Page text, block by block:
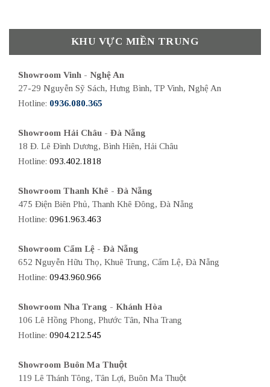
KHU VỰC MIỀN TRUNG
Showroom Vinh - Nghệ An
27-29 Nguyễn Sỹ Sách, Hưng Bình, TP Vinh, Nghệ An
Hotline: 0936.080.365
Showroom Hải Châu - Đà Nẵng
18 Đ. Lê Đình Dương, Bình Hiên, Hải Châu
Hotline: 093.402.1818
Showroom Thanh Khê - Đà Nẵng
475 Điện Biên Phủ, Thanh Khê Đông, Đà Nẵng
Hotline: 0961.963.463
Showroom Cẩm Lệ - Đà Nẵng
652 Nguyễn Hữu Thọ, Khuê Trung, Cẩm Lệ, Đà Nẵng
Hotline: 0943.960.966
Showroom Nha Trang - Khánh Hòa
106 Lê Hồng Phong, Phước Tân, Nha Trang
Hotline: 0904.212.545
Showroom Buôn Ma Thuột
119 Lê Thánh Tông, Tân Lợi, Buôn Ma Thuột